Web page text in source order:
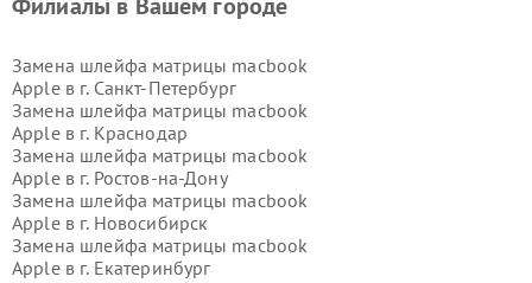
Замена шлейфа матрицы macbook
Apple в г. Санкт-Петербург
Замена шлейфа матрицы macbook
Apple в г. Краснодар
Замена шлейфа матрицы macbook
Apple в г. Ростов-на-Дону
Замена шлейфа матрицы macbook
Apple в г. Новосибирск
Замена шлейфа матрицы macbook
Apple в г. Екатеринбург